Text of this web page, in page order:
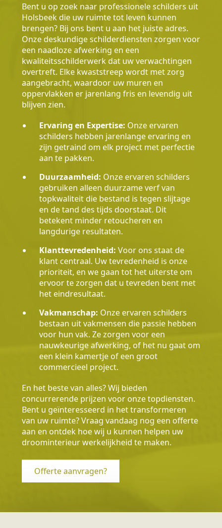
Bent u op zoek naar professionele schilders uit
Holsbeek die uw ruimte tot leven kunnen
brengen? Bij ons bent u aan het juiste adres.
Onze deskundige schilderdiensten zorgen voor
een naadloze afwerking en een
kwaliteitsschilderwerk dat uw verwachtingen
overtreft. Elke kwaststreep wordt met zorg
aangebracht, waardoor uw muren en
oppervlakken er jarenlang fris en levendig uit
blijven zien.
Ervaring en Expertise: Onze ervaren
schilders hebben jarenlange ervaring en
zijn getraind om elk project met perfectie
aan te pakken.
Duurzaamheid: Onze ervaren schilders
gebruiken alleen duurzame verf van
topkwaliteit die bestand is tegen slijtage
en de tand des tijds doorstaat. Dit
betekent minder retoucheren en
langdurige resultaten.
Klanttevredenheid: Voor ons staat de
klant centraal. Uw tevredenheid is onze
prioriteit, en we gaan tot het uiterste om
ervoor te zorgen dat u tevreden bent met
het eindresultaat.
Vakmanschap: Onze ervaren schilders
bestaan uit vakmensen die passie hebben
voor hun vak. Ze zorgen voor een
nauwkeurige afwerking, of het nu gaat om
een klein kamertje of een groot
commercieel project.
En het beste van alles? Wij bieden
concurrerende prijzen voor onze topdiensten.
Bent u geïnteresseerd in het transformeren
van uw ruimte? Vraag vandaag nog een offerte
aan en ontdek hoe wij u kunnen helpen uw
droominterieur werkelijkheid te maken.
Offerte aanvragen?